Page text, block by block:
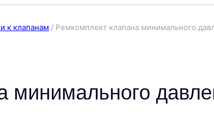
к клапанам / Ремкомплект клапана минимального
минимального